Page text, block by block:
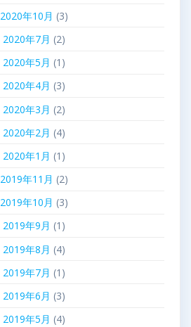
2020年10月 (3)
2020年7月 (2)
2020年5月 (1)
2020年4月 (3)
2020年3月 (2)
2020年2月 (4)
2020年1月 (1)
2019年11月 (2)
2019年10月 (3)
2019年9月 (1)
2019年8月 (4)
2019年7月 (1)
2019年6月 (3)
2019年5月 (4)